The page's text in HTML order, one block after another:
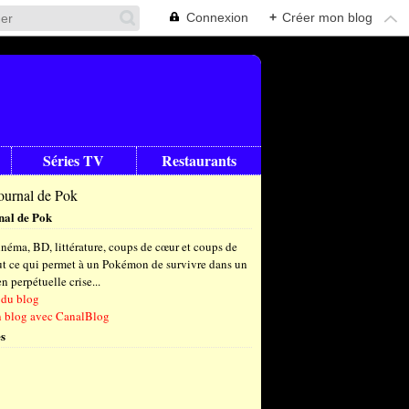
Connexion + Créer mon blog
Séries TV Restaurants
de Pok
BD, littérature, coups de cœur et coups de
ce qui permet à un Pokémon de survivre dans un
perpétuelle crise...
blog
blog avec CanalBlog